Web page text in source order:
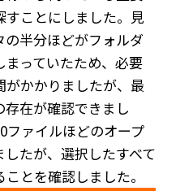
ことにしました。見
半分ほどがフォルダ
っていたため、必要
がかかりましたが、最
在が確認できまし
ファイルほどのオープ
たが、選択したすべて
とを確認しました。